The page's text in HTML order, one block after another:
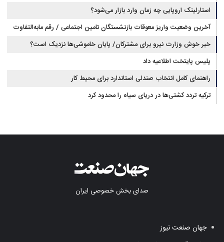
استارلینک اروپایی چه زمان وارد بازار می‌شود؟
آخرین وضعیت واریز معوقات بازنشستگان تامین اجتماعی / رقم مابه‌التفاوت
چقدر است؟
خبر خوش وزارت نیرو برای مشترکان/ پایان خاموشی‌ها نزدیک است؟
پلیس پایتخت اطلاعیه داد
راهنمای کامل انتخاب صندلی استاندارد برای محیط کار
ترکیه تردد کشتی‌ها در دریای سیاه را محدود کرد
صدای بخش خصوصی ایران
جهان صنعت نیوز